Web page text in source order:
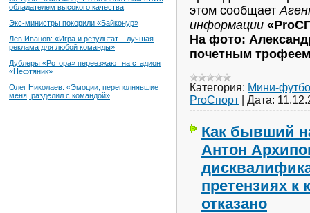
обладателем высокого качества
Экс-министры покорили «Байконур»
Лев Иванов: «Игра и результат – лучшая
реклама для любой команды»
Дублеры «Ротора» переезжают на стадион
«Нефтяник»
Олег Николаев: «Эмоции, переполнявшие
меня, разделил с командой»
этом сообщает
информации
На фото:
почетным
Категория: Мини-
ProСпорт
Дата:
Как бывший
Антон
претензиях к
отказано